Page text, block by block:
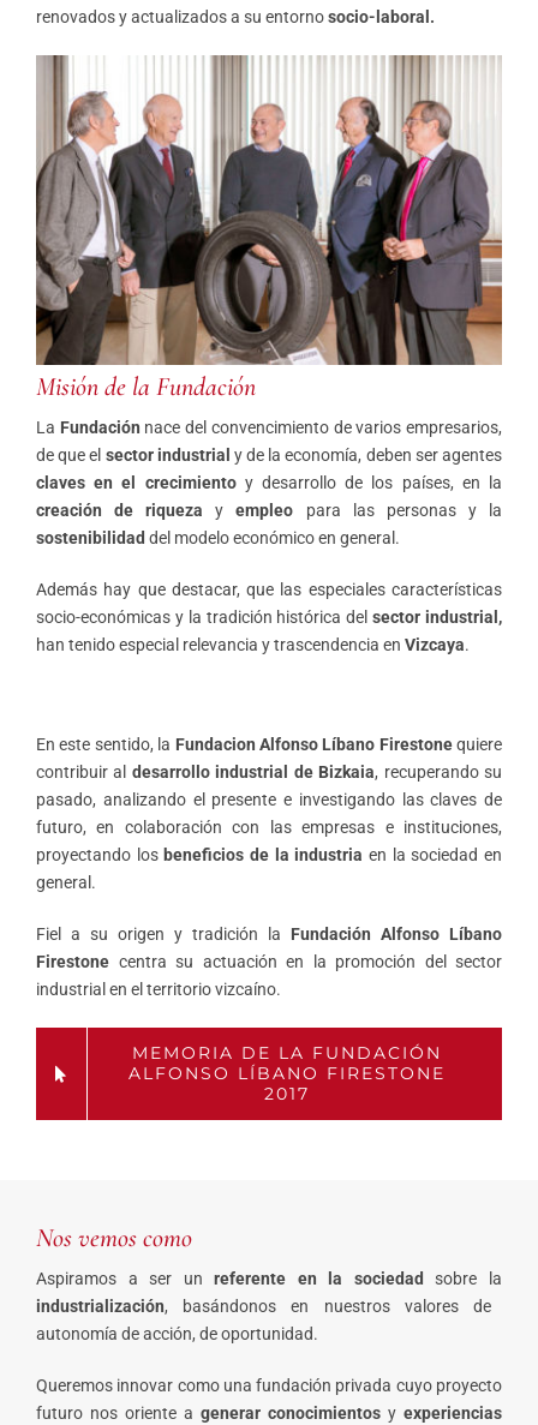
renovados y actualizados a su entornosocio-laboral.
Misión de la Fundación
La Fundación nace del convencimiento de varios empresarios,
de que el sector industrial y de la economía, deben ser agentes
claves en el crecimientoy desarrollo de los países, en la
creación de riqueza yempleo para las personas y la
sostenibilidad del modelo económico en general.
Además hay que destacar, que las especiales características
socio-económicas y la tradición histórica delsector industrial,
han tenido especial relevancia y trascendencia en Vizcaya.
En este sentido, la Fundacion Alfonso Líbano Firestonequiere
contribuir al desarrollo industrial de Bizkaia, recuperando su
pasado, analizando el presente e investigando las claves de
futuro, en colaboración con las empresas e instituciones,
proyectando los beneficios de la industria en la sociedad en
general.
Fiel a su origen y tradición la Fundación Alfonso Líbano
Firestone centra su actuación en la promoción del sector
industrial en el territorio vizcaíno.
MEMORIA DE LA FUNDACIÓN
ALFONSO LÍBANO FIRESTONE
2017
Nos vemos como
Aspiramos a ser unreferente en la sociedad
sobre la
industrialización, basándonos en nuestros valores de
autonomía de acción, de oportunidad.
Queremos innovar como una fundación privada cuyo proyecto
futuro nos oriente a generar conocimientos y experiencias